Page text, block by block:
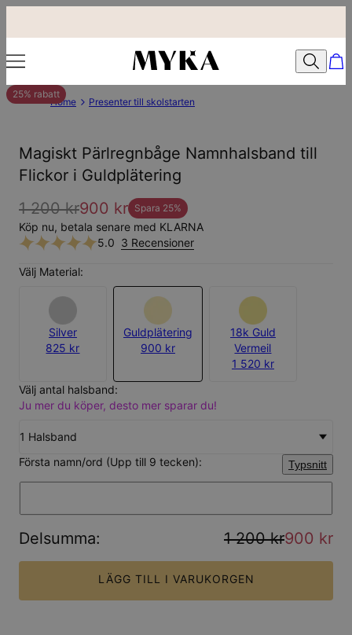
25% rabatt
Home Presenter till skolstarten
Magiskt Pärlregnbåge Namnhalsband till
Flickor i Guldplätering
1 200 kr900 kr Spara 25%
Köp nu, betala senare med KLARNA
5.0 3 Recensioner
Välj Material:
Silver
825 kr
Guldplätering
900 kr
18k Guld
Vermeil
1 520 kr
Välj antal halsband:
Ju mer du köper, desto mer sparar du!
1 Halsband
Första namn/ord (Upp till 9 tecken):
Typsnitt
Delsumma: 1 200 kr900 kr
LÄGG TILL I VARUKORGEN